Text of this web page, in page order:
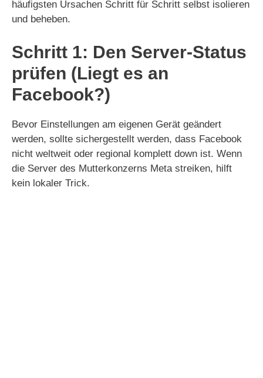
häufigsten Ursachen Schritt für Schritt selbst isolieren
und beheben.
Schritt 1: Den Server-Status
prüfen (Liegt es an
Facebook?)
Bevor Einstellungen am eigenen Gerät geändert
werden, sollte sichergestellt werden, dass Facebook
nicht weltweit oder regional komplett down ist. Wenn
die Server des Mutterkonzerns Meta streiken, hilft
kein lokaler Trick.